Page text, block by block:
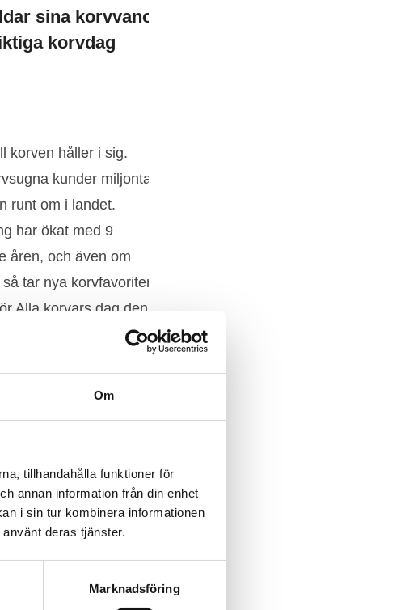
Om
tillhandahålla funktioner för
annan information från din enhet
i sin tur kombinera informationen
deras tjänster.
Marknadsföring